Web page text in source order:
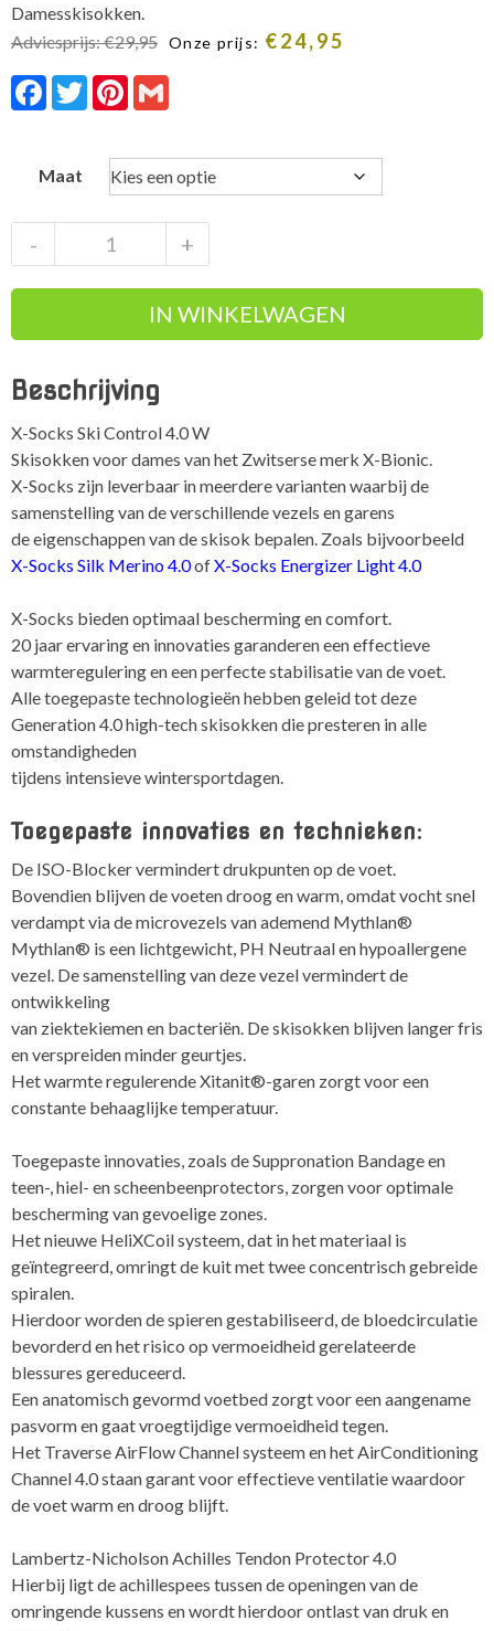
Damesskisokken.
Adviesprijs:€29,95 Onze prijs: €24,95
Facebook
TwitterPinterest
Maat
Ski
4.0
warme
aantal
+
-
IN WINKELWAGEN
Beschrijving
X-Socks Ski Control 4.0 W
Skisokken voor dames van het Zwitserse merk X-Bionic.
X-Socks zijn leverbaar in meerdere varianten waarbij de
samenstelling van de verschillende vezels en garens
de eigenschappen van de skisok bepalen. Zoals bijvoorbeeld
X-Socks Silk Merino 4.0ofX-Socks Energizer Light 4.0
X-Socks bieden optimaal bescherming en comfort.
20 jaar ervaring en innovaties garanderen een effectieve
warmteregulering en een perfecte stabilisatie van de voet.
Alle toegepaste technologieën hebben geleid tot deze
Generation 4.0 high-tech skisokken die presteren in alle
omstandigheden
tijdens intensieve wintersportdagen.
Toegepaste innovaties en technieken:
De ISO-Blocker vermindert drukpunten op de voet.
Bovendien blijven de voeten droog en warm, omdat vocht snel
verdampt via de microvezels van ademend Mythlan®
Mythlan® is een lichtgewicht, PH Neutraal en hypoallergene
vezel. De samenstelling van deze vezel vermindert de
ontwikkeling
van ziektekiemen en bacteriën. De skisokken blijven langer fris
en verspreiden minder geurtjes.
Het warmte regulerende Xitanit®-garen zorgt voor een
constante behaaglijke temperatuur.
Toegepaste innovaties, zoals de Suppronation Bandage en
teen-, hiel- en scheenbeenprotectors, zorgen voor optimale
bescherming van gevoelige zones.
Het nieuwe HeliXCoil systeem, dat in het materiaal is
geïntegreerd, omringt de kuit met twee concentrisch gebreide
spiralen.
Hierdoor worden de spieren gestabiliseerd, de bloedcirculatie
bevorderd en het risico op vermoeidheid gerelateerde
blessures gereduceerd.
Een anatomisch gevormd voetbed zorgt voor een aangename
pasvorm en gaat vroegtijdige vermoeidheid tegen.
Het Traverse AirFlow Channel systeem en het AirConditioning
Channel 4.0 staan garant voor effectieve ventilatie waardoor
de voet warm en droog blijft.
Lambertz-Nicholson Achilles Tendon Protector 4.0
Hierbij ligt de achillespees tussen de openingen van de
omringende kussens en wordt hierdoor ontlast van druk en